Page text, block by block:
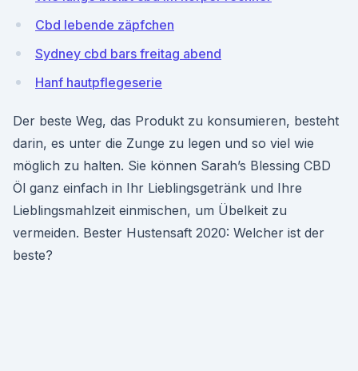
Cbd lebende zäpfchen
Sydney cbd bars freitag abend
Hanf hautpflegeserie
Der beste Weg, das Produkt zu konsumieren, besteht
darin, es unter die Zunge zu legen und so viel wie
möglich zu halten. Sie können Sarah’s Blessing CBD
Öl ganz einfach in Ihr Lieblingsgetränk und Ihre
Lieblingsmahlzeit einmischen, um Übelkeit zu
vermeiden. Bester Hustensaft 2020: Welcher ist der
beste?